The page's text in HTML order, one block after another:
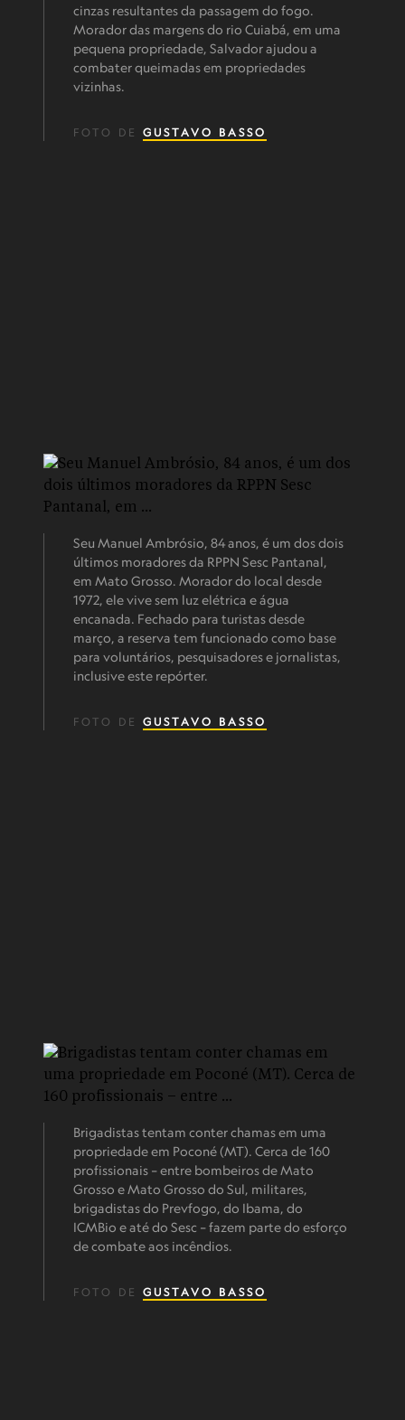
cinzas resultantes da passagem do fogo.
Morador das margens do rio Cuiabá, em uma
pequena propriedade, Salvador ajudou a
combater queimadas em propriedades
vizinhas.
FOTO DE GUSTAVO BASSO
Seu Manuel Ambrósio, 84 anos, é um dos dois
últimos moradores da RPPN Sesc Pantanal,
em Mato Grosso. Morador do local desde
1972, ele vive sem luz elétrica e água
encanada. Fechado para turistas desde
março, a reserva tem funcionado como base
para voluntários, pesquisadores e jornalistas,
inclusive este repórter.
FOTO DE GUSTAVO BASSO
Brigadistas tentam conter chamas em uma
propriedade em Poconé (MT). Cerca de 160
profissionais – entre bombeiros de Mato
Grosso e Mato Grosso do Sul, militares,
brigadistas do Prevfogo, do Ibama, do
ICMBio e até do Sesc – fazem parte do esforço
de combate aos incêndios.
FOTO DE GUSTAVO BASSO